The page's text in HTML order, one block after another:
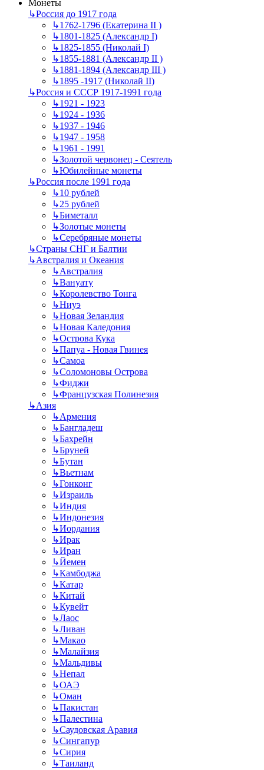
Монеты
↳Россия до 1917 года
↳1762-1796 (Екатерина II )
↳1801-1825 (Александр I)
↳1825-1855 (Николай I)
↳1855-1881 (Александр II )
↳1881-1894 (Александр III )
↳1895 -1917 (Николай II)
↳Россия и СССР 1917-1991 года
↳1921 - 1923
↳1924 - 1936
↳1937 - 1946
↳1947 - 1958
↳1961 - 1991
↳Золотой червонец - Сеятель
↳Юбилейные монеты
↳Россия после 1991 года
↳10 рублей
↳25 рублей
↳Биметалл
↳Золотые монеты
↳Серебряные монеты
↳Страны СНГ и Балтии
↳Австралия и Океания
↳Австралия
↳Вануату
↳Королевство Тонга
↳Ниуэ
↳Новая Зеландия
↳Новая Каледония
↳Острова Кука
↳Папуа - Новая Гвинея
↳Самоа
↳Соломоновы Острова
↳Фиджи
↳Французская Полинезия
↳Азия
↳Армения
↳Бангладеш
↳Бахрейн
↳Бруней
↳Бутан
↳Вьетнам
↳Гонконг
↳Израиль
↳Индия
↳Индонезия
↳Иордания
↳Ирак
↳Иран
↳Йемен
↳Камбоджа
↳Катар
↳Китай
↳Кувейт
↳Лаос
↳Ливан
↳Макао
↳Малайзия
↳Мальдивы
↳Непал
↳ОАЭ
↳Оман
↳Пакистан
↳Палестина
↳Саудовская Аравия
↳Сингапур
↳Сирия
↳Таиланд